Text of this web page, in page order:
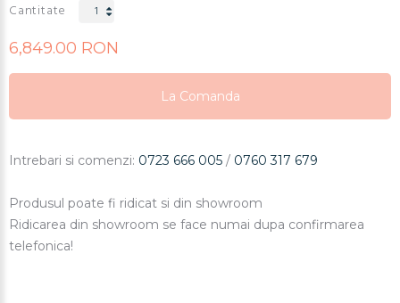
Cantitate
6,849.00 RON
La Comanda
La Comanda
Intrebari si comenzi: 0723 666 005 / 0760 317 679
Produsul poate fi ridicat si din showroom
Ridicarea din showroom se face numai dupa confirmarea
telefonica!